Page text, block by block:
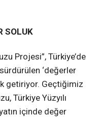
SOLUK
Projesi”, Türkiye’de
‘değerler
getiriyor. Geçtiğimiz
Türkiye Yüzyılı
içinde değer